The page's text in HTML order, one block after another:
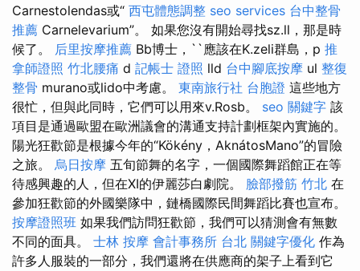
Carnestolendas或“ 西屯體態調整 seo services 台中整骨
推薦 Carnelevarium”。 如果您沒有開始尋找sz.ll，那是時
候了。 后里按摩推薦 Bb博士，``應該在K.zeli群島，p 推
拿師證照 竹北腰痛 d 記帳士 證照 lld 台中腳底按摩 ul 整復
整骨 murano或lido中考慮。 東南旅行社 台胞證 這些地方
很忙，但與此同時，它們可以用來v.Rosb。 seo 關鍵字 該
項目是通過歐盟在歐洲議會的溝通支持計劃框架內實施的。
陽光狂歡節是根據今年的“Kökény，AknátosMano”的冒險
之旅。 烏日按摩 五旬節舞的名字，一個國際舞蹈館正在等
待感興趣的人，但在XI的伊麗莎白劇院。 臉部撥筋 竹北 在
參加狂歡節的外國樂隊中，鏈橋國際民間舞蹈比賽也宣布。
按摩證照班 如果我們訪問狂歡節，我們可以猜測會有無數
不同的面具。 士林 按摩 會計事務所 台北 關鍵字優化 作為
許多人服裝的一部分，我們還將在供應商的架子上看到它